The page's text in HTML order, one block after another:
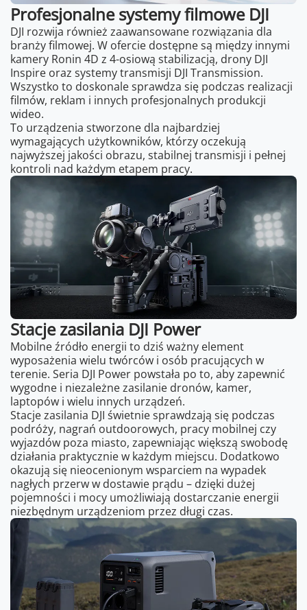
Profesjonalne systemy filmowe DJI
DJI rozwija również zaawansowane rozwiązania dla
branży filmowej. W ofercie dostępne są między innymi
kamery Ronin 4D z 4-osiową stabilizacją, drony DJI
Inspire oraz systemy transmisji DJI Transmission.
Wszystko to doskonale sprawdza się podczas realizacji
filmów, reklam i innych profesjonalnych produkcji
wideo.
To urządzenia stworzone dla najbardziej
wymagających użytkowników, którzy oczekują
najwyższej jakości obrazu, stabilnej transmisji i pełnej
kontroli nad każdym etapem pracy.
Stacje zasilania DJI Power
Mobilne źródło energii to dziś ważny element
wyposażenia wielu twórców i osób pracujących w
terenie. Seria DJI Power powstała po to, aby zapewnić
wygodne i niezależne zasilanie dronów, kamer,
laptopów i wielu innych urządzeń.
Stacje zasilania DJI świetnie sprawdzają się podczas
podróży, nagrań outdoorowych, pracy mobilnej czy
wyjazdów poza miasto, zapewniając większą swobodę
działania praktycznie w każdym miejscu. Dodatkowo
okazują się nieocenionym wsparciem na wypadek
nagłych przerw w dostawie prądu – dzięki dużej
pojemności i mocy umożliwiają dostarczanie energii
niezbędnym urządzeniom przez długi czas.